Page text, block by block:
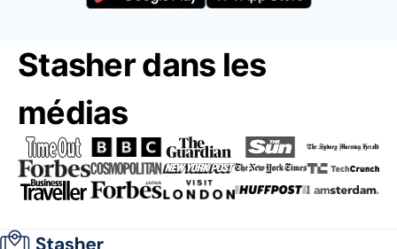
Stasher dans les
médias